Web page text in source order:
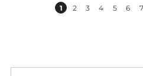
1 2 3 4 5 6 7